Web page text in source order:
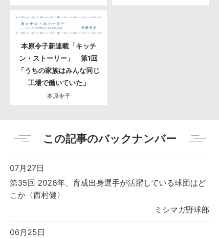
本原令子新連載「キッチ
ン・ストーリー」 第1回
「うちの家族はみんな同じ
工場で働いていた」
本原令子
この記事のバックナンバー
07月27日
第35回 2026年、育成出身選手が活躍している球団はど
こか〈西村健〉
ミシマガ野球部
06月25日